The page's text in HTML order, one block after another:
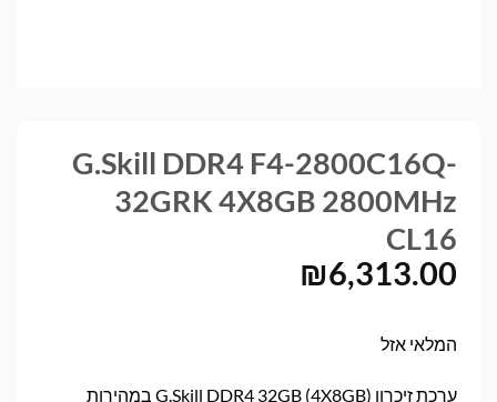
G.Skill DDR4 F4-2800C16Q-
32GRK 4X8GB 2800MHz
CL16
₪6,313.00
המלאי אזל
ערכת זיכרון G.Skill DDR4 32GB (4X8GB) במהירות